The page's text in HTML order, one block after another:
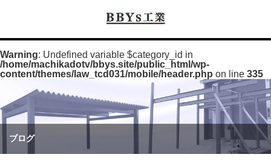
Warning: Undefined variable $category_id in
/home/machikadotv/bbys.site/public_html/wp-
content/themes/law_tcd031/mobile/header.php on line 335
ブログ